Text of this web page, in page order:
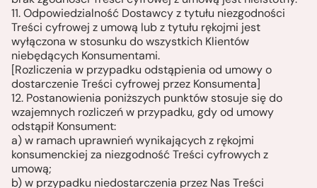
11. Odpowiedzialność Dostawcy z tytułu niezgodności
Treści cyfrowej z umową lub z tytułu rękojmi jest
wyłączona w stosunku do wszystkich Klientów
niebędących Konsumentami.
[Rozliczenia w przypadku odstąpienia od umowy o
dostarczenie Treści cyfrowej przez Konsumenta]
12. Postanowienia poniższych punktów stosuje się do
wzajemnych rozliczeń w przypadku, gdy od umowy
odstąpił Konsument:
a) w ramach uprawnień wynikających z rękojmi
konsumenckiej za niezgodność Treści cyfrowych z
umową;
b) w przypadku niedostarczenia przez Nas Treści